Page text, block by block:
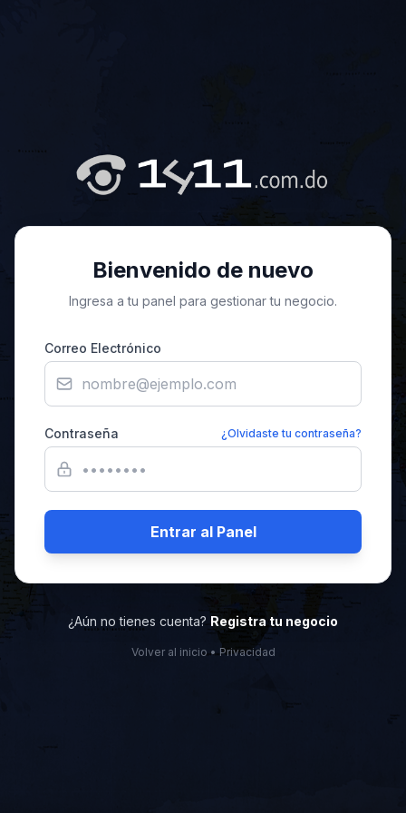
Bienvenido de nuevo
Ingresa a tu panel para gestionar tu negocio.
Correo Electrónico
Contraseña ¿Olvidaste tu contraseña?
Entrar al Panel
¿Aún no tienes cuenta? Registra tu negocio
Volver al inicio •Privacidad